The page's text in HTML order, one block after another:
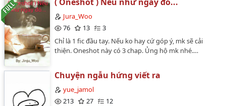
một mực bảo vệ. Chỉ là chờ đợi thôi mà? BLINK chúng
ta làm được."…
Jura_Woo
76
13
3
Chỉ là 1 fic đầu tay. Nếu ko hay cứ góp ý, mk sẽ cải
thiện. Oneshot này có 3 chap. Ủng hộ mk nhé.…
Chuyện ngẫu hứng viết ra
yue_jamol
213
27
12